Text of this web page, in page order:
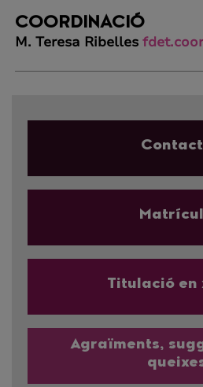
COORDINACIÓ
M. Teresa Ribelles
Titulació en
Agraïments,